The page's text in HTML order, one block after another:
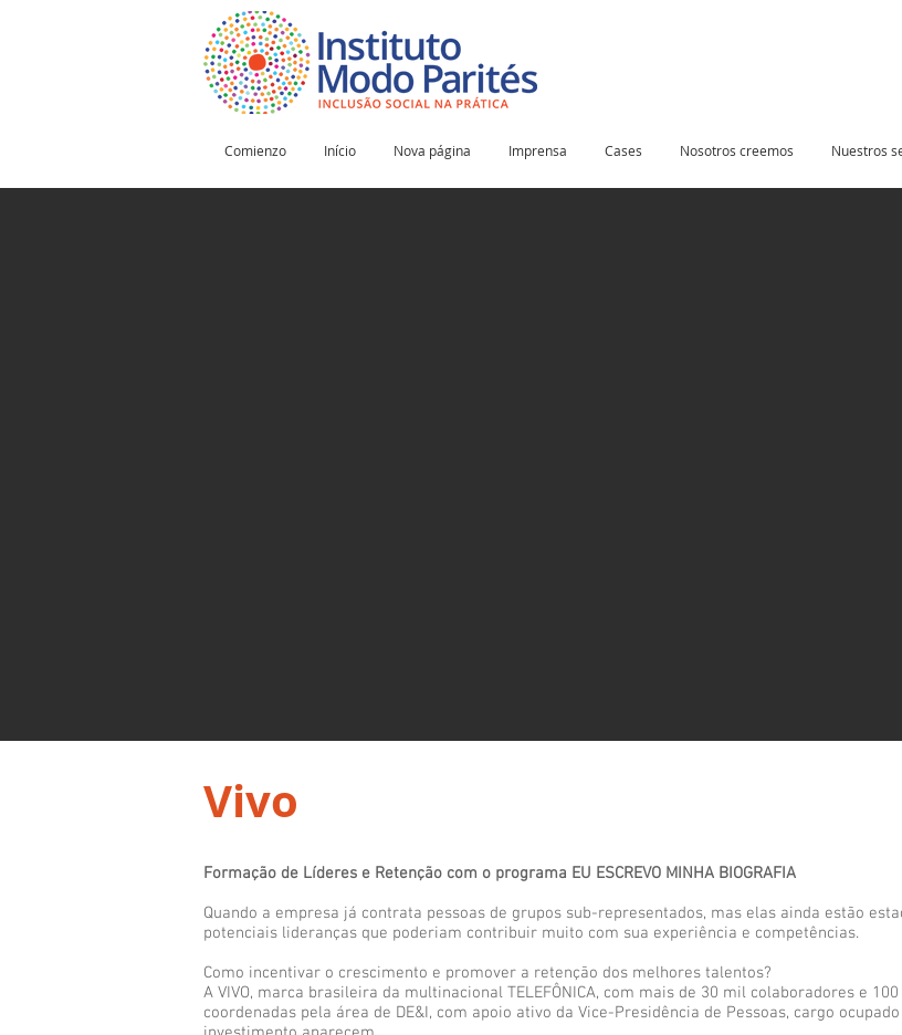
Comienzo Início Nova página Imprensa Cases Nosotros creemos Nuestros
Vivo
Formação de Líderes e Retenção com o programa EU ESCREVO MINHA BIOGRAFIA
Quando a empresa já contrata pessoas de grupos sub-representados, mas elas ainda estão
potenciais lideranças que poderiam contribuir muito com sua experiência e competências.
Como incentivar o crescimento e promover a retenção dos melhores talentos?
A VIVO, marca brasileira da multinacional TELEFÔNICA, com mais de 30 mil colaboradores e
coordenadas pela área de DE&I, com apoio ativo da Vice-Presidência de Pessoas, cargo